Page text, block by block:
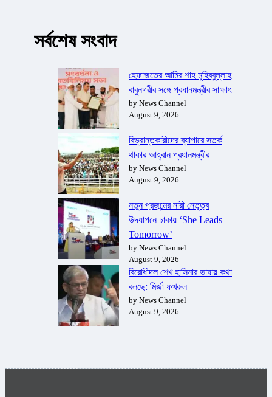
সর্বশেষ সংবাদ
হেফাজতের আমির শাহ মুহিব্বুল্লাহ
বাবুনগরীর সঙ্গে প্রধানমন্ত্রীর সাক্ষাৎ
by News Channel
August 9, 2026
বিভ্রান্তকারীদের ব্যাপারে সতর্ক
থাকার আহ্বান প্রধানমন্ত্রীর
by News Channel
August 9, 2026
নতুন প্রজন্মের নারী নেতৃত্ব
উদযাপনে ঢাকায় ‘She Leads
Tomorrow’
by News Channel
August 9, 2026
বিরোধীদল শেখ হাসিনার ভাষায় কথা
বলছে: মির্জা ফখরুল
by News Channel
August 9, 2026